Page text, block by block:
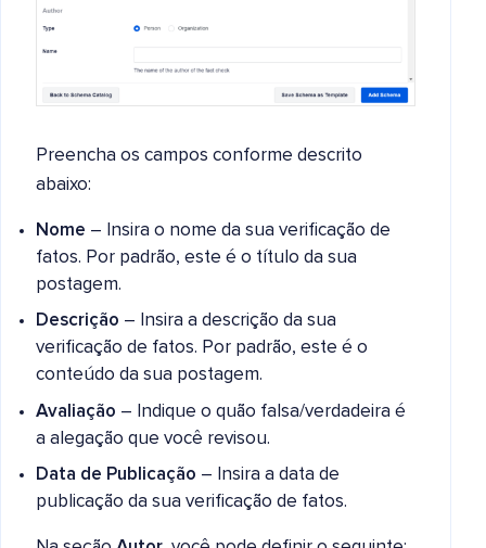
Preencha os campos conforme descrito
abaixo:
Nome – Insira o nome da sua verificação de
fatos. Por padrão, este é o título da sua
postagem.
Descrição – Insira a descrição da sua
verificação de fatos. Por padrão, este é o
conteúdo da sua postagem.
Avaliação – Indique o quão falsa/verdadeira é
a alegação que você revisou.
Data de Publicação – Insira a data de
publicação da sua verificação de fatos.